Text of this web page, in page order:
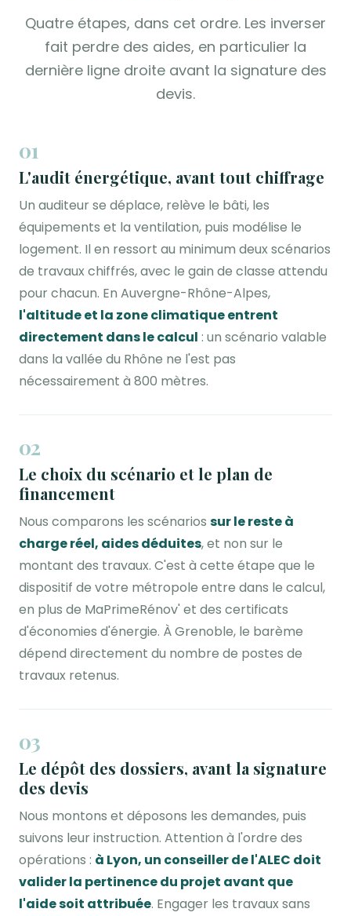
Quatre étapes, dans cet ordre. Les inverser
fait perdre des aides, en particulier la
dernière ligne droite avant la signature des
devis.
01
L'audit énergétique, avant tout chiffrage
Un auditeur se déplace, relève le bâti, les
équipements et la ventilation, puis modélise le
logement. Il en ressort au minimum deux scénarios
de travaux chiffrés, avec le gain de classe attendu
pour chacun. En Auvergne-Rhône-Alpes,
l'altitude et la zone climatique entrent
directement dans le calcul : un scénario valable
dans la vallée du Rhône ne l'est pas
nécessairement à 800 mètres.
02
Le choix du scénario et le plan de
financement
Nous comparons les scénarios sur le reste à
charge réel, aides déduites, et non sur le
montant des travaux. C'est à cette étape que le
dispositif de votre métropole entre dans le calcul,
en plus de MaPrimeRénov' et des certificats
d'économies d'énergie. À Grenoble, le barème
dépend directement du nombre de postes de
travaux retenus.
03
Le dépôt des dossiers, avant la signature
des devis
Nous montons et déposons les demandes, puis
suivons leur instruction. Attention à l'ordre des
opérations : à Lyon, un conseiller de l'ALEC doit
valider la pertinence du projet avant que
l'aide soit attribuée. Engager les travaux sans